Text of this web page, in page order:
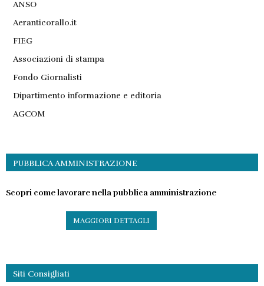
ANSO
Aeranticorallo.it
FIEG
Associazioni di stampa
Fondo Giornalisti
Dipartimento informazione e editoria
AGCOM
PUBBLICA AMMINISTRAZIONE
Scopri come lavorare nella pubblica amministrazione
MAGGIORI DETTAGLI
Siti Consigliati